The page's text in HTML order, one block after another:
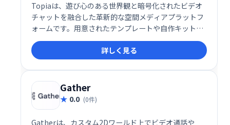
Topiaは、遊び心のある世界観と暗号化されたビデオ
チャットを融合した革新的な空間メディアプラットフ
ォームです。用意されたテンプレートや自作キット
で、自分だけの空間を簡単に構築可能。ディナー、ポ
ッドキャスト、コンサート、会議など、500以上のバ
ーチャル空間が利用可能です。あなただけの世界を創
造し、新たなコミュニケーション体験を創造しましょ
う。
詳しく見る
Gather
0.0 (0件)
Gatherは、カスタム2Dワールド上でビデオ通話や